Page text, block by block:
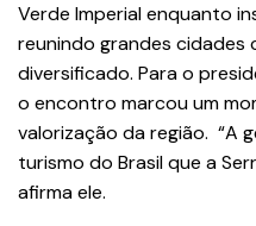
Verde Imperial enquanto
reunindo grandes
diversificado. Para o
o encontro marcou um
valorização da região. “A
turismo do Brasil que a
afirma ele.